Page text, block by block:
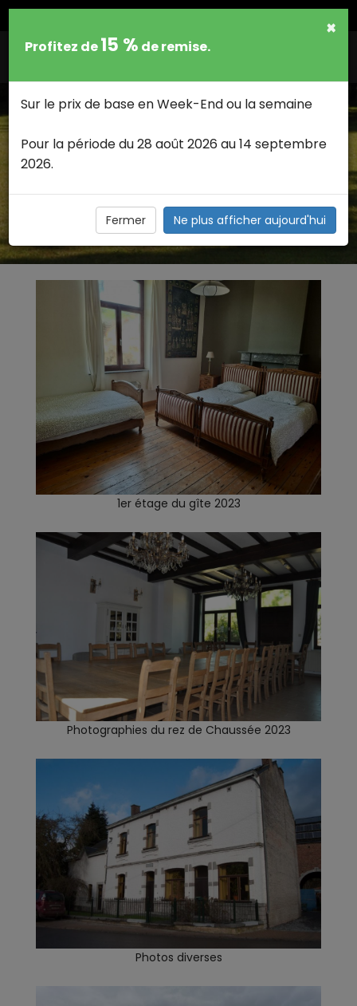
NOTRE GÎTE À HOUYET >
Galeries photos concernant notre gîte à Houyet
1er étage du gîte 2023
Photographies du rez de Chaussée 2023
Photos diverses
×
Profitez de15 % de remise.
Sur le prix de base en Week-End ou la semaine
Pour la période du 28 août 2026 au 14 septembre
2026.
Fermer Ne plus afficher aujourd'hui